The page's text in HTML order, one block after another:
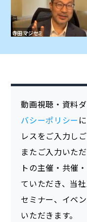
動画視聴・資料
バシーポリシー
レスをご入力し
またご入力いた
トの主催・共催
ていただき、当
セミナー、イベ
いただきます。